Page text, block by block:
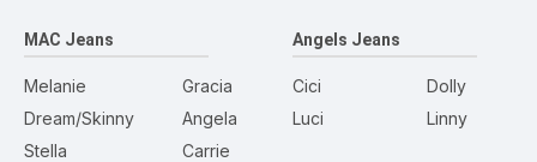
MAC Jeans
Melanie
Dream/Skinny
Stella
Gracia
Angela
Carrie
Angels Jeans
Cici
Luci
Dolly
Linny